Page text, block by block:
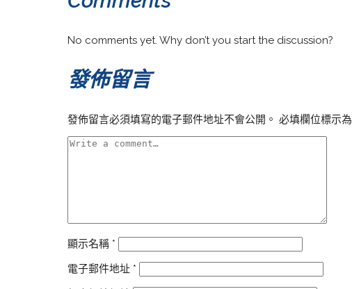
No comments yet. Why don’t you start the discussion?
發佈留言
發佈留言必須填寫的電子郵件地址不會公開。 必填欄位標示為
顯示名稱 *
電子郵件地址 *